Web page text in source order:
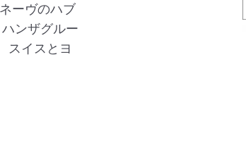
ーヴのハブ
ンザグルー
スイスとヨ